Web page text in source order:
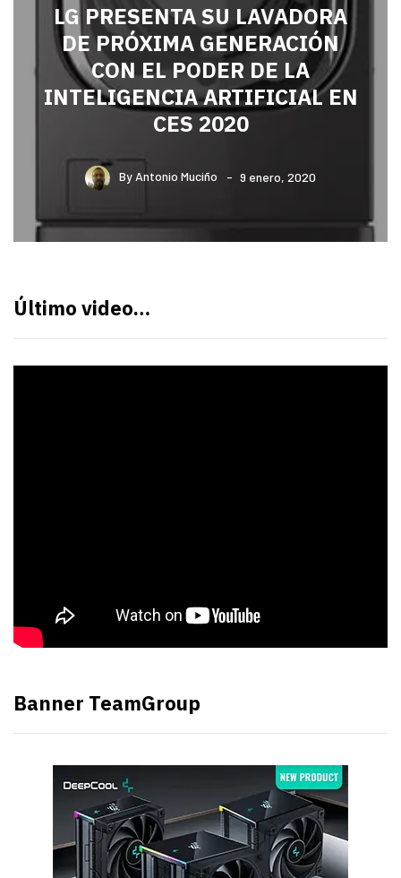
LG PRESENTA SU LAVADORA
DE PRÓXIMA GENERACIÓN
CON EL PODER DE LA
INTELIGENCIA ARTIFICIAL EN
CES 2020
By Antonio Muciño 9 enero, 2020
Último video…
Banner TeamGroup